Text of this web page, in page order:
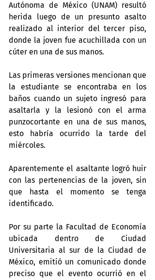
Autónoma de México (UNAM) resultó
herida luego de un presunto asalto
realizado al interior del tercer piso,
donde la joven fue acuchillada con un
cúter en una de sus manos.
Las primeras versiones mencionan que
la estudiante se encontraba en los
baños cuando un sujeto ingresó para
asaltarla y la lesionó con el arma
punzocortante en una de sus manos,
esto habría ocurrido la tarde del
miércoles.
Aparentemente el asaltante logró huir
con las pertenencias de la joven, sin
que hasta el momento se tenga
identificado.
Por su parte la Facultad de Economía
ubicada dentro de Ciudad
Universitaria al sur de la Ciudad de
México, emitió un comunicado donde
preciso que el evento ocurrió en el